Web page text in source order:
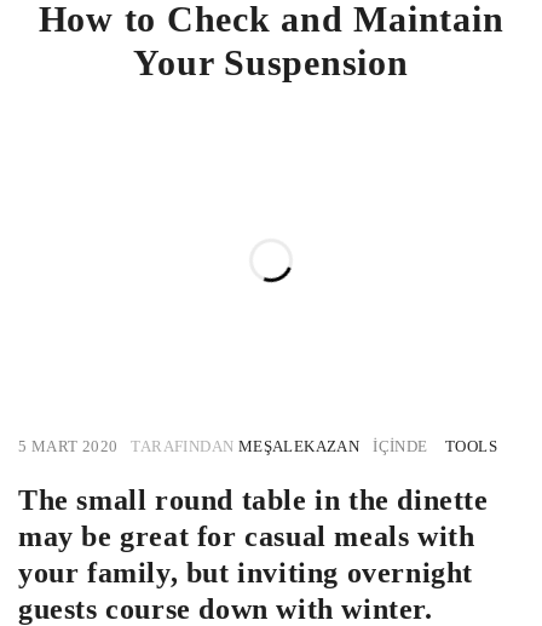
How to Check and Maintain
Your Suspension
5 MART 2020 TARAFINDAN MEŞALEKAZAN IÇINDE TOOLS
The small round table in the dinette
may be great for casual meals with
your family, but inviting overnight
guests course down with winter.